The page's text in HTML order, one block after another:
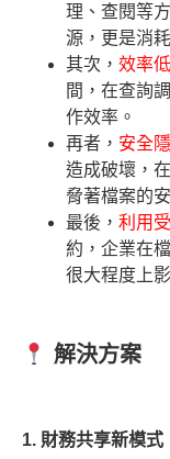
理、查閱等
源，更是消
其次， 效率低
間，在查詢
作效率。
再者， 安全
造成破壞，
脅著檔案的
最後， 利用
約，企業在
很大程度上
解決方案
1. 財務共享新模